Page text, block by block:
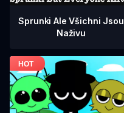
Sprunki Ale Všichni Jsou
Naživu